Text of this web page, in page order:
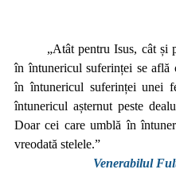
în întunericul suferinței se află
în întunericul suferinței unei
întunericul așternut peste
Doar cei care umblă în
vreodată stelele.”
Venerabilul